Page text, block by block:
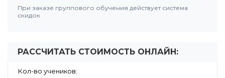
При заказе группового обучения действует система
скидок
РАССЧИТАТЬ СТОИМОСТЬ ОНЛАЙН:
Кол-во учеников: